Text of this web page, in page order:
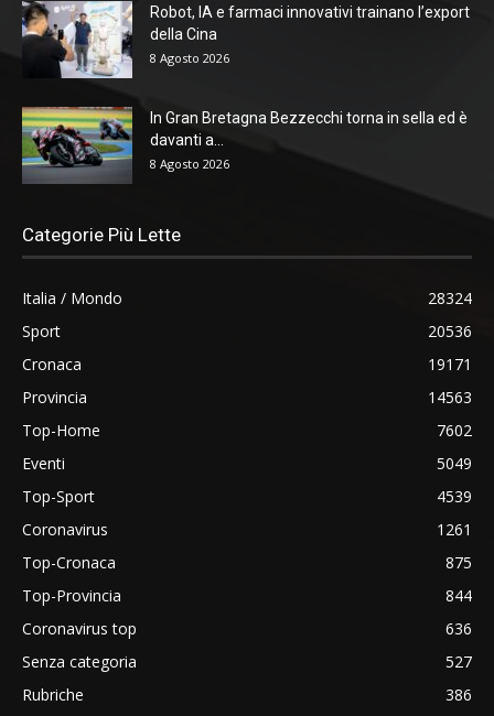
Robot, IA e farmaci innovativi trainano l’export
della Cina
8 Agosto 2026
In Gran Bretagna Bezzecchi torna in sella ed è
davanti a...
8 Agosto 2026
Categorie Più Lette
Italia / Mondo
28324
Sport
20536
Cronaca
19171
Provincia
14563
Top-Home
7602
Eventi
5049
Top-Sport
4539
Coronavirus
1261
Top-Cronaca
875
Top-Provincia
844
Coronavirus top
636
Senza categoria
527
Rubriche
386